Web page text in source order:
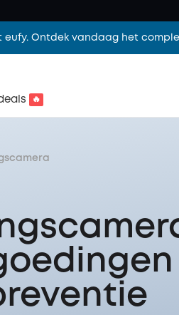
eufy. Ontdek vandaag het
🔥